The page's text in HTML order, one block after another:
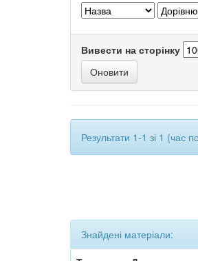
Вивести на сторінку
Результати 1-1 зі 1 (час
Знайдені матеріали: